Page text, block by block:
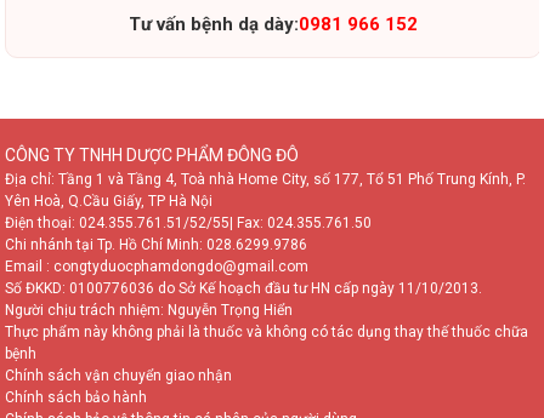
Tư vấn bệnh dạ dày:0981 966 152
CÔNG TY TNHH DƯỢC PHẨM ĐÔNG ĐÔ
Địa chỉ: Tầng 1 và Tầng 4, Toà nhà Home City, số 177, Tổ 51 Phố Trung Kính, P.
Yên Hoà, Q.Cầu Giấy, TP Hà Nội
Điện thoại: 024.355.761.51/52/55
| Fax: 024.355.761.50
Chi nhánh tại Tp. Hồ Chí Minh: 028.6299.9786
Email : congtyduocphamdongdo@gmail.com
Số ĐKKD: 0100776036 do Sở Kế hoạch đầu tư HN cấp ngày 11/10/2013.
Người chịu trách nhiệm: Nguyễn Trọng Hiển
Thực phẩm này không phải là thuốc và không có tác dụng thay thế thuốc chữa
bệnh
Chính sách vận chuyển giao nhận
Chính sách bảo hành